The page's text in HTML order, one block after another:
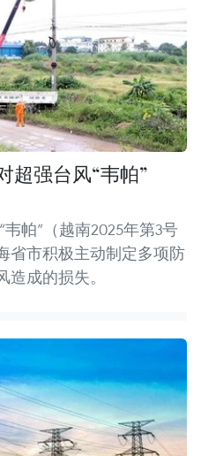
超强台风“韦帕”
帕”（越南2025年第3号
省市积极主动制定多项防
成的损失。